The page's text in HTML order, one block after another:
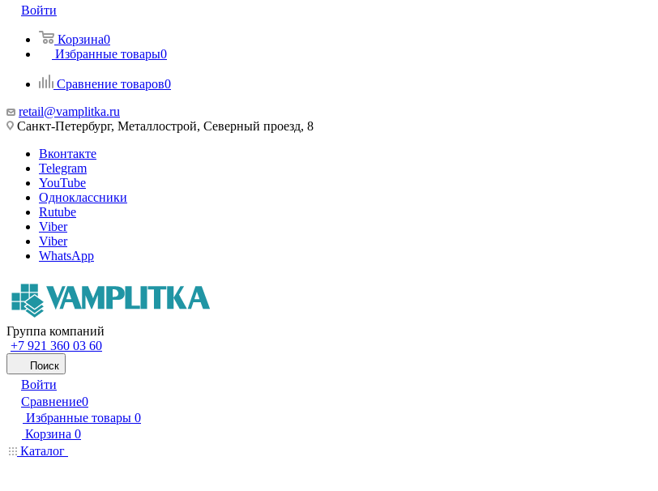
Войти
Корзина0
Избранные товары0
Сравнение товаров0
retail@vamplitka.ru
Санкт-Петербург, Металлострой, Северный проезд, 8
Вконтакте
Telegram
YouTube
Одноклассники
Rutube
Viber
Viber
WhatsApp
Группа компаний
+7 921 360 03 60
Поиск
Войти
Сравнение0
Избранные товары 0
Корзина 0
Каталог